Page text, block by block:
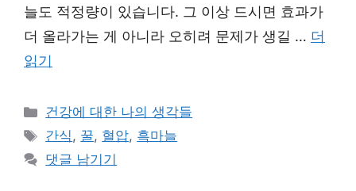
늘도 적정량이 있습니다. 그 이상 드시면 효과가
더 올라가는 게 아니라 오히려 문제가 생길 … 더
읽기
카
테
리
건강에 대한 나의 생각들
태
그
간식, 꿀, 혈압, 흑마늘
댓글 남기기